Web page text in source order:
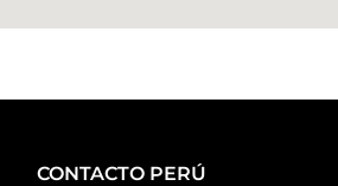
CONTACTO PERÚ